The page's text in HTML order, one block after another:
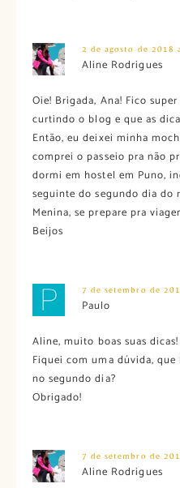
2 de agosto de 2018
Aline Rodrigues
Oie! Brigada, Ana! Fico
curtindo o blog e que as
Então, eu deixei minha
comprei o passeio pra não
dormi em hostel em Puno,
seguinte do segundo dia do
Menina, se prepare pra
Beijos
7 de setembro de
Paulo
Aline, muito boas suas dicas!
Fiquei com uma dúvida,
no segundo dia?
Obrigado!
7 de setembro de
Aline Rodrigues